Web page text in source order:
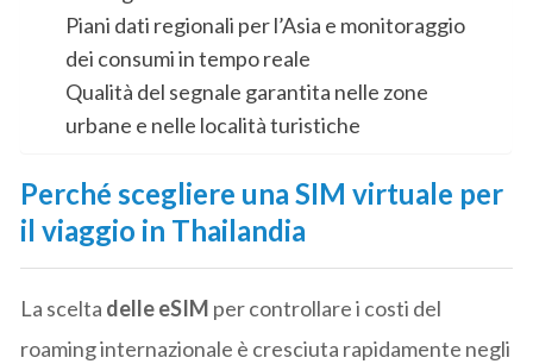
Piani dati regionali per l’Asia e monitoraggio
dei consumi in tempo reale
Qualità del segnale garantita nelle zone
urbane e nelle località turistiche
Perché scegliere una SIM virtuale per
il viaggio in Thailandia
La scelta delle eSIM per controllare i costi del
roaming internazionale è cresciuta rapidamente negli